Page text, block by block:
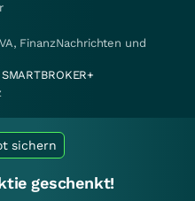
FinanzNachrichten und
SMARTBROKER+
sichern
geschenkt!